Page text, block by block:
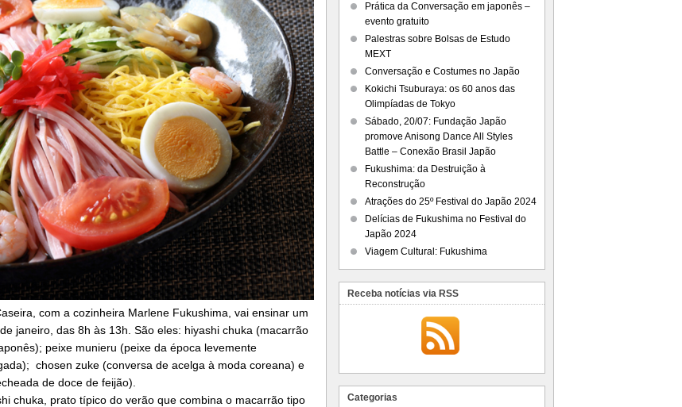
com a cozinheira Marlene Fukushima, vai ensinar um
janeiro, das 8h às 13h. São eles: hiyashi chuka (macarrão
peixe munieru (peixe da época levemente
chosen zuke (conversa de acelga à moda coreana) e
de doce de feijão).
chuka, prato típico do verão que combina o macarrão tipo
Prática da Conversação em japonês –
evento gratuito
Palestras sobre Bolsas de Estudo
MEXT
Conversação e Costumes no Japão
Kokichi Tsuburaya: os 60 anos das
Olimpíadas de Tokyo
Sábado, 20/07: Fundação Japão
promove Anisong Dance All Styles
Battle – Conexão Brasil Japão
Fukushima: da Destruição à
Reconstrução
Atrações do 25º Festival do Japão 2024
Delícias de Fukushima no Festival do
Japão 2024
Viagem Cultural: Fukushima
Receba notícias via RSS
Categorias